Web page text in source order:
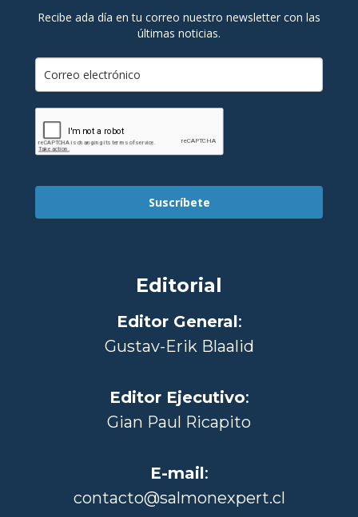
Recibe ada día en tu correo nuestro newsletter con las
últimas noticias.
Suscríbete
Editorial
Editor General:
Gustav-Erik Blaalid
Editor Ejecutivo:
Gian Paul Ricapito
E-mail:
contacto@salmonexpert.cl